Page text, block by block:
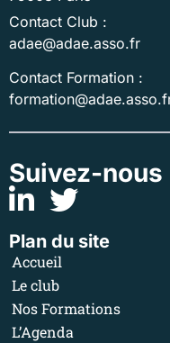
Contact Club :
adae@adae.asso.fr
Contact Formation :
Suivez-nous
Plan du site
Accueil
Le club
Nos Formations
L’Agenda